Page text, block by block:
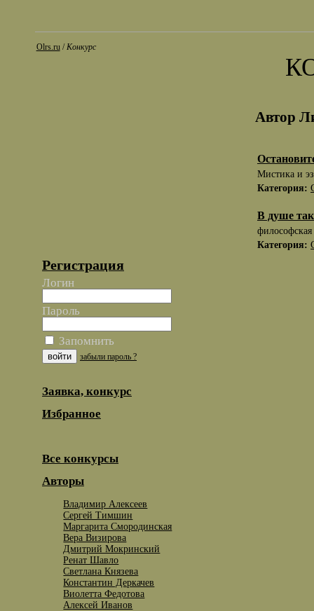
Olrs.ru/Конкурс
Регистрация
Логин
Пароль
Запомнить
забыли пароль ?
Заявка, конкурс
Избранное
Все конкурсы
Авторы
Владимир Алексеев
Сергей Тимшин
Маргарита Смородинская
Вера Визирова
Дмитрий Мокринский
Ренат Шавло
Светлана Князева
Константин Деркачев
Виолетта Федотова
Алексей Иванов
Автор
Мистика и
Категория:
В душе
Категория: